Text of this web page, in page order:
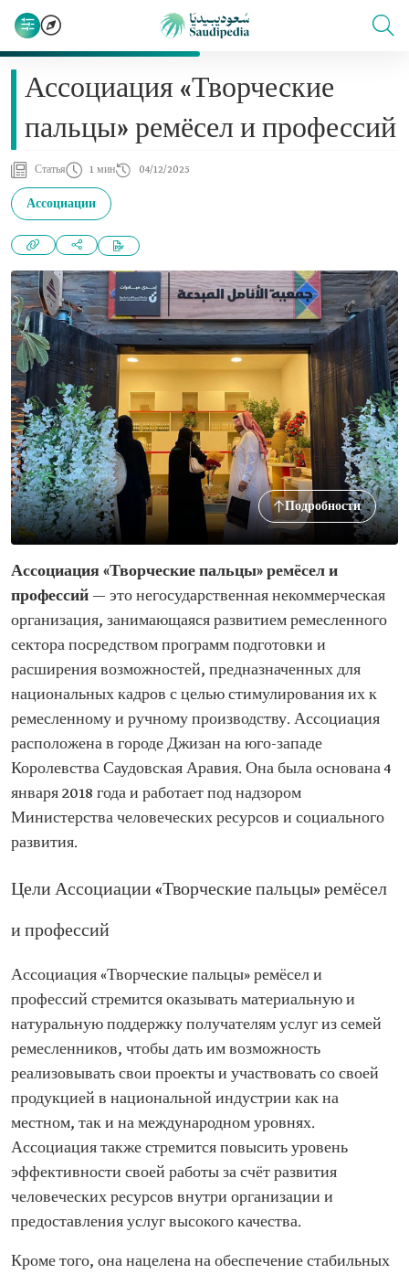
Ассоциация «Творческие
пальцы» ремёсел и профессий
Статья 1 мин 04/12/2025
Ассоциации
Подробности
Ассоциация «Творческие пальцы» ремёсел и
профессий — это негосударственная некоммерческая
организация, занимающаяся развитием ремесленного
сектора посредством программ подготовки и
расширения возможностей, предназначенных для
национальных кадров с целью стимулирования их к
ремесленному и ручному производству. Ассоциация
расположена в городе Джизан на юго-западе
Королевства Саудовская Аравия. Она была основана 4
января 2018 года и работает под надзором
Министерства человеческих ресурсов и социального
развития.
Цели Ассоциации «Творческие пальцы» ремёсел
и профессий
Ассоциация «Творческие пальцы» ремёсел и
профессий стремится оказывать материальную и
натуральную поддержку получателям услуг из семей
ремесленников, чтобы дать им возможность
реализовывать свои проекты и участвовать со своей
продукцией в национальной индустрии как на
местном, так и на международном уровнях.
Ассоциация также стремится повысить уровень
эффективности своей работы за счёт развития
человеческих ресурсов внутри организации и
предоставления услуг высокого качества.
Кроме того, она нацелена на обеспечение стабильных